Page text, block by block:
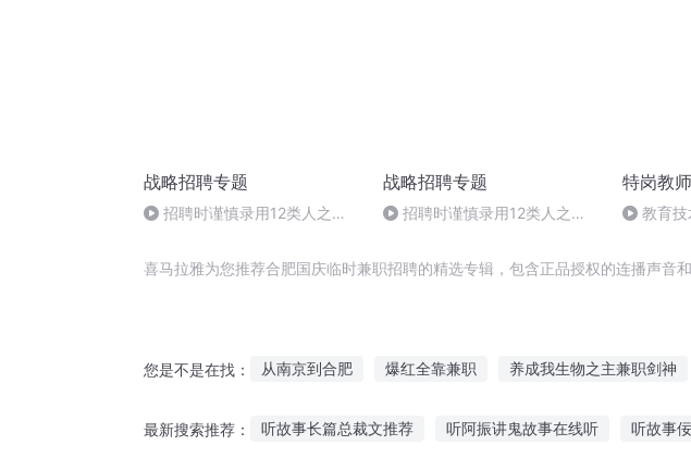
战略招聘专题
招聘时谨慎录用12类人之
战略招聘专题
招聘时谨慎录用12类人之
特岗教
教育
喜马拉雅为您推荐合肥国庆临时兼职招聘的精选专辑，包含正品授权的连播声音
您是不是在找： 从南京到合肥 爆红全靠兼职 养成我生物之主兼职剑神
最新搜索推荐： 听故事长篇总裁文推荐 听阿振讲鬼故事在线听 听故事